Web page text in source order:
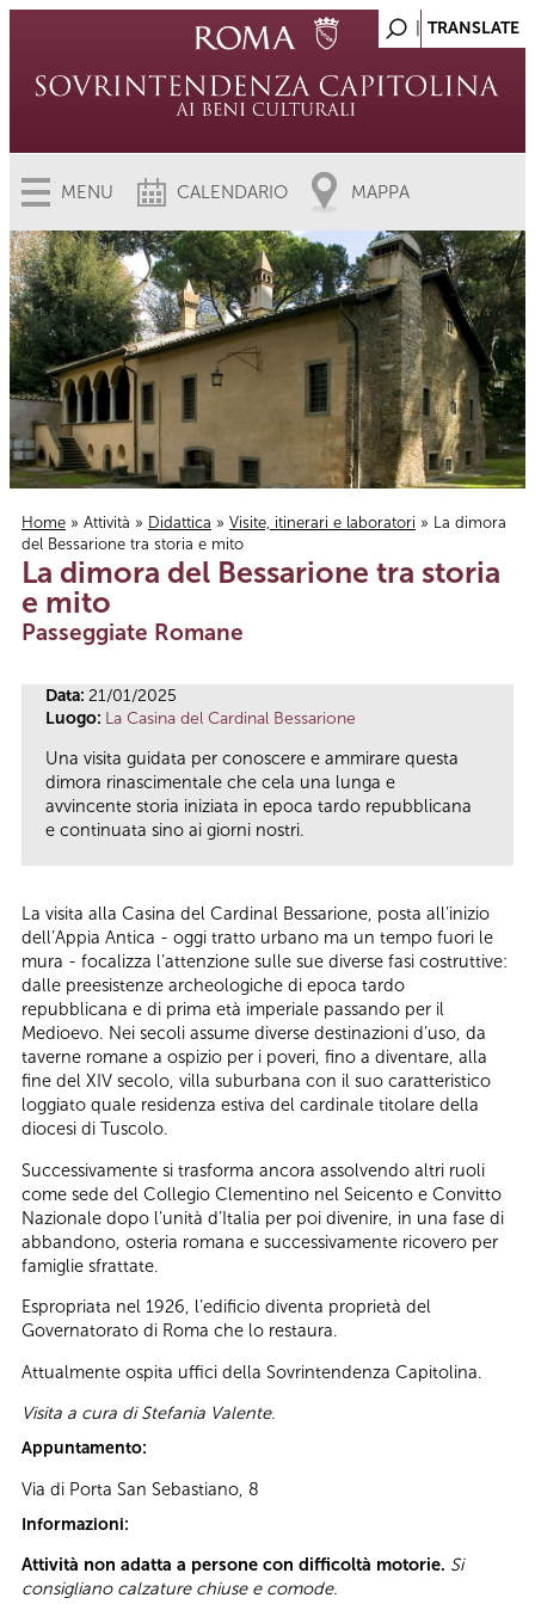
MENU CALENDARIO MAPPA
Tu sei qui
Home » Attività » Didattica » Visite, itinerari e laboratori » La dimora
del Bessarione tra storia e mito
La dimora del Bessarione tra storia
e mito
Passeggiate Romane
Data: 21/01/2025
Luogo: La Casina del Cardinal Bessarione
Una visita guidata per conoscere e ammirare questa
dimora rinascimentale che cela una lunga e
avvincente storia iniziata in epoca tardo repubblicana
e continuata sino ai giorni nostri.
La visita alla Casina del Cardinal Bessarione, posta all’inizio
dell’Appia Antica - oggi tratto urbano ma un tempo fuori le
mura - focalizza l’attenzione sulle sue diverse fasi costruttive:
dalle preesistenze archeologiche di epoca tardo
repubblicana e di prima età imperiale passando per il
Medioevo. Nei secoli assume diverse destinazioni d’uso, da
taverne romane a ospizio per i poveri, fino a diventare, alla
fine del XIV secolo, villa suburbana con il suo caratteristico
loggiato quale residenza estiva del cardinale titolare della
diocesi di Tuscolo.
Successivamente si trasforma ancora assolvendo altri ruoli
come sede del Collegio Clementino nel Seicento e Convitto
Nazionale dopo l’unità d’Italia per poi divenire, in una fase di
abbandono, osteria romana e successivamente ricovero per
famiglie sfrattate.
Espropriata nel 1926, l’edificio diventa proprietà del
Governatorato di Roma che lo restaura.
Attualmente ospita uffici della Sovrintendenza Capitolina.
Visita a cura di Stefania Valente.
Appuntamento:
Via di Porta San Sebastiano, 8
Informazioni:
Attività non adatta a persone con difficoltà motorie. Si
consigliano calzature chiuse e comode.